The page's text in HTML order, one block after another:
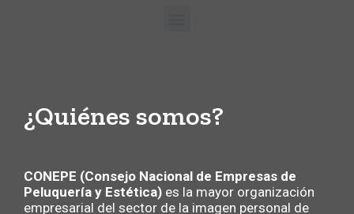
¿Quiénes somos?
CONEPE (Consejo Nacional de Empresas de
Peluquería y Estética) es la mayor organización
empresarial del sector de la imagen personal de